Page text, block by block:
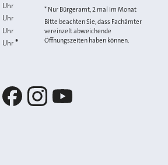
Uhr
Uhr
Uhr
Uhr *
* Nur Bürgeramt, 2 mal im Monat
Bitte beachten Sie, dass Fachämter
vereinzelt abweichende
Öffnungszeiten haben können.